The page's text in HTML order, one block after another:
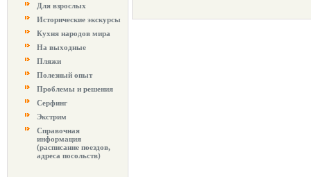
Для взрослых
Исторические экскурсы
Кухня народов мира
На выходные
Пляжи
Полезный опыт
Проблемы и решения
Серфинг
Экстрим
Справочная
информация
(расписание поездов,
адреса посольств)